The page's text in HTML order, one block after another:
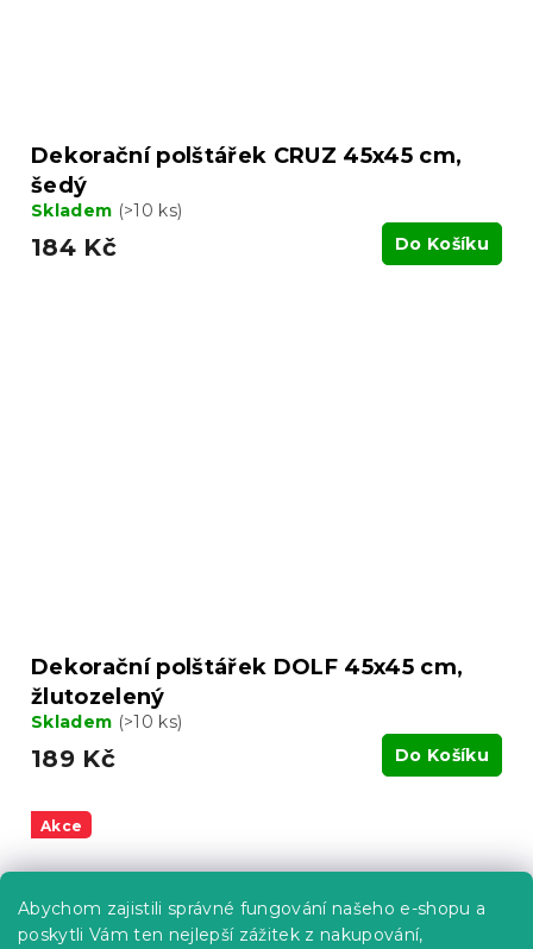
Abychom zajistili správné fungování našeho e-shopu a
poskytli Vám ten nejlepší zážitek z nakupování,
Dekorační polštářek CRUZ 45x45 cm,
šedý
Skladem (>10 ks)
184 Kč Do Košíku
Dekorační polštářek DOLF 45x45 cm,
žlutozelený
Skladem (>10 ks)
189 Kč Do Košíku
Akce